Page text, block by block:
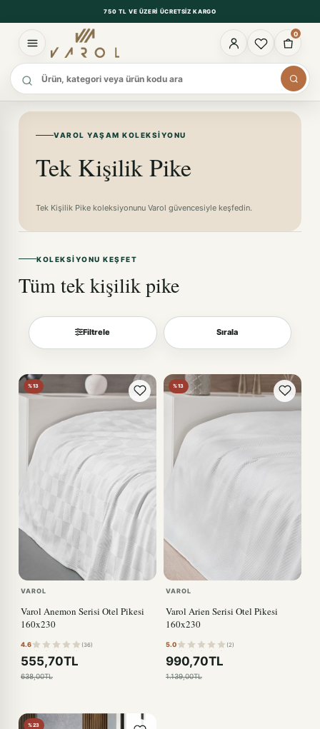
750 TL VE ÜZERI ÜCRETSIZ KARGO
0
Ürün ara
VAROL YAŞAM KOLEKSIYONU
Tek Kişilik Pike
Tek Kişilik Pike koleksiyonunu Varol güvencesiyle keşfedin.
KOLEKSIYONU KEŞFET
Tüm tek kişilik pike
Filtrele Sırala
Sırala
%13
VAROL
Varol Anemon Serisi Otel Pikesi
160x230
4.6 (36)
555,70TL
638,00TL
%13
VAROL
Varol Arien Serisi Otel Pikesi
160x230
5.0 (2)
990,70TL
1.139,00TL
%23